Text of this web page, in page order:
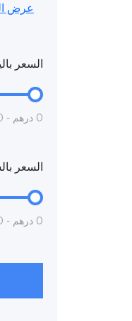
عرض
السعر
0 درهم - 10,000 درهم
السعر
0 درهم - 100,000 درهم